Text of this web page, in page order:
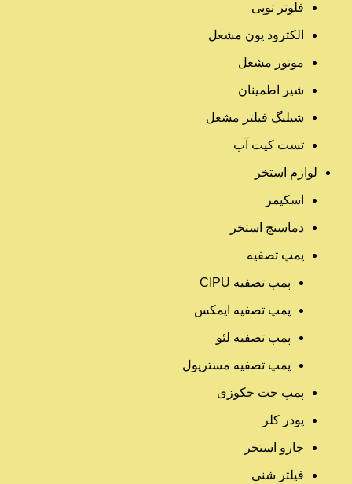
فلوتر توپی
الکترود یون مشعل
موتور مشعل
شیر اطمینان
شیلنگ فیلتر مشعل
تست کیت آب
لوازم استخر
اسکیمر
دماسنج استخر
پمپ تصفیه
پمپ تصفیه CIPU
پمپ تصفیه ایمکس
پمپ تصفیه لئو
پمپ تصفیه مسترپول
پمپ جت جکوزی
پودر کلر
جارو استخر
فیلتر شنی